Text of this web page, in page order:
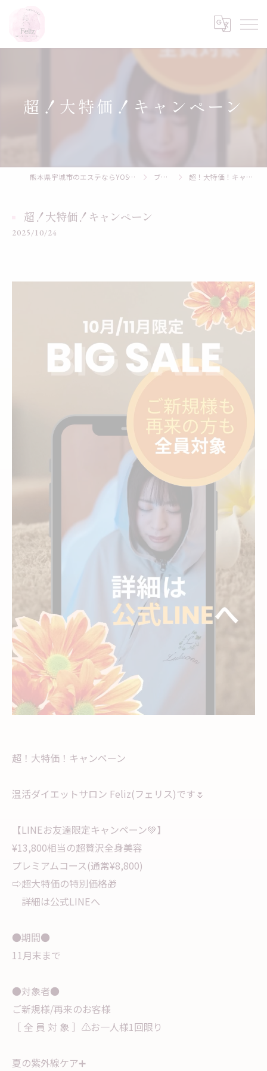
超！大特価！キャンペーン
熊本県宇城市のエステならYOSAPARK Feliz ブログ 超！大特価！キャンペーン
超！大特価！キャンペーン
2025/10/24
超！大特価！キャンペーン
温活ダイエットサロン Feliz(フェリス)です🌷
【LINEお友達限定キャンペーン💚】
¥13,800相当の超贅沢全身美容
プレミアムコース(通常¥8,800)
⇨超大特価の特別価格🎁
詳細は公式LINEへ
●期間●
11月末まで
●対象者●
ご新規様/再来のお客様
［ 全 員 対 象 ］⚠︎お一人様1回限り
夏の紫外線ケア➕